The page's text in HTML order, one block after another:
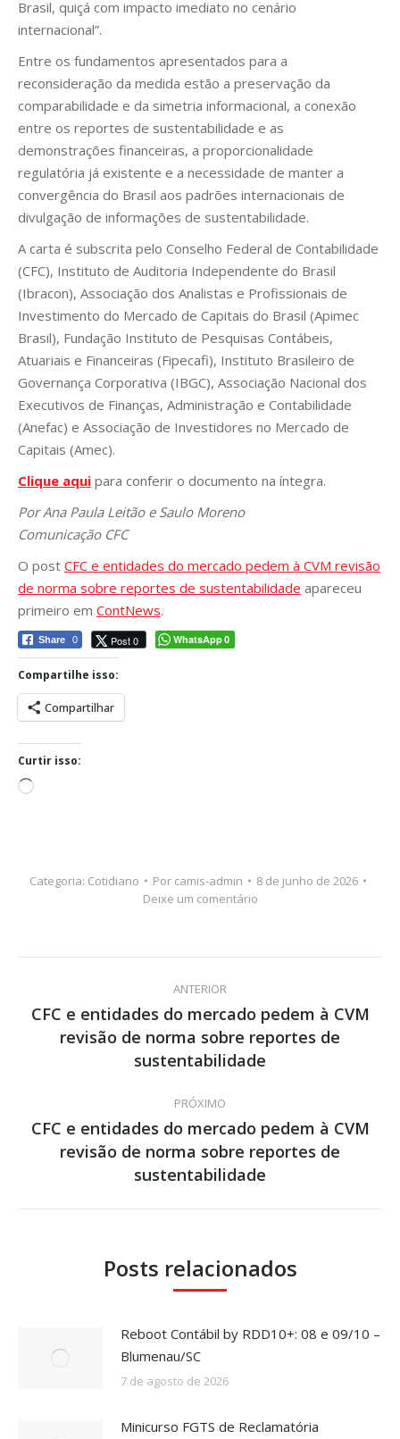
Brasil, quiçá com impacto imediato no cenário
internacional”.
Entre os fundamentos apresentados para a
reconsideração da medida estão a preservação da
comparabilidade e da simetria informacional, a conexão
entre os reportes de sustentabilidade e as
demonstrações financeiras, a proporcionalidade
regulatória já existente e a necessidade de manter a
convergência do Brasil aos padrões internacionais de
divulgação de informações de sustentabilidade.
A carta é subscrita pelo Conselho Federal de Contabilidade
(CFC), Instituto de Auditoria Independente do Brasil
(Ibracon), Associação dos Analistas e Profissionais de
Investimento do Mercado de Capitais do Brasil (Apimec
Brasil), Fundação Instituto de Pesquisas Contábeis,
Atuariais e Financeiras (Fipecafi), Instituto Brasileiro de
Governança Corporativa (IBGC), Associação Nacional dos
Executivos de Finanças, Administração e Contabilidade
(Anefac) e Associação de Investidores no Mercado de
Capitais (Amec).
Clique aqui para conferir o documento na íntegra.
Por Ana Paula Leitão e Saulo Moreno
Comunicação CFC
O post CFC e entidades do mercado pedem à CVM revisão
de norma sobre reportes de sustentabilidade apareceu
primeiro em ContNews.
Share 0 Post 0 WhatsApp0
Compartilhe isso:
Compartilhar
Curtir isso:
Carregando...
Categoria: Cotidiano Por camis-admin
8 de junho de 2026
Deixe um comentário
Navegação
de
post:
ANTERIOR
Post
anterior:
CFC e entidades do mercado pedem à CVM
revisão de norma sobre reportes de
sustentabilidade
PRÓXIMO
Próximo
post:
CFC e entidades do mercado pedem à CVM
revisão de norma sobre reportes de
sustentabilidade
Posts relacionados
Reboot Contábil by RDD10+: 08 e 09/10 –
Blumenau/SC
7 de agosto de 2026
Minicurso FGTS de Reclamatória